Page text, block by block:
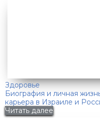
Здоровье
Биография и личная
карьера в Израиле и
Читать далее